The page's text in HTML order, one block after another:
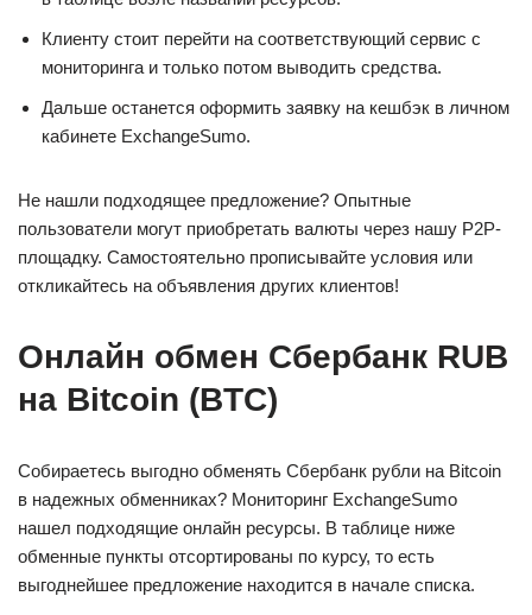
Клиенту стоит перейти на соответствующий сервис с
мониторинга и только потом выводить средства.
Дальше останется оформить заявку на кешбэк в личном
кабинете ExchangeSumo.
Не нашли подходящее предложение? Опытные
пользователи могут приобретать валюты через нашу P2P-
площадку. Самостоятельно прописывайте условия или
откликайтесь на объявления других клиентов!
Онлайн обмен Сбербанк RUB
на Bitcoin (BTC)
Собираетесь выгодно обменять Сбербанк рубли на Bitcoin
в надежных обменниках? Мониторинг ExchangeSumo
нашел подходящие онлайн ресурсы. В таблице ниже
обменные пункты отсортированы по курсу, то есть
выгоднейшее предложение находится в начале списка.